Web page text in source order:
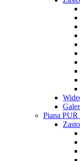
Piana PUR